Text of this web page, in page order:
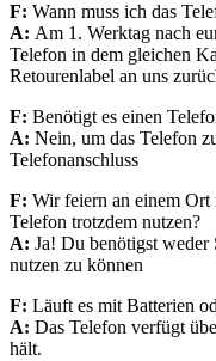
F: Wann muss ich das
A: Am 1. Werktag nach
Telefon in dem gleichen
Retourenlabel an uns
F: Benötigt es einen
A: Nein, um das Telefon
Telefonanschluss
F: Wir feiern an einem Ort
Telefon trotzdem nutzen?
A: Ja! Du benötigst weder
nutzen zu können
F: Läuft es mit Batterien
A: Das Telefon verfügt
hält.